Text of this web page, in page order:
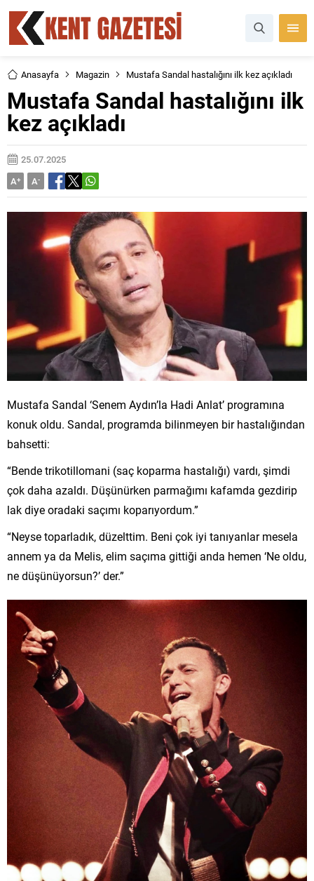
Anasayfa Magazin Mustafa Sandal hastalığını ilk kez açıkladı
Mustafa Sandal hastalığını ilk
kez açıkladı
25.07.2025
A+ A-
Mustafa Sandal ‘Senem Aydın’la Hadi Anlat’ programına
konuk oldu. Sandal, programda bilinmeyen bir hastalığından
bahsetti:
“Bende trikotillomani (saç koparma hastalığı) vardı, şimdi
çok daha azaldı. Düşünürken parmağımı kafamda gezdirip
lak diye oradaki saçımı koparıyordum.”
“Neyse toparladık, düzelttim. Beni çok iyi tanıyanlar mesela
annem ya da Melis, elim saçıma gittiği anda hemen ‘Ne oldu,
ne düşünüyorsun?’ der.”